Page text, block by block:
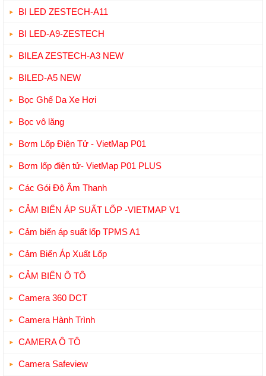
BI LED ZESTECH-A11
BI LED-A9-ZESTECH
BILEA ZESTECH-A3 NEW
BILED-A5 NEW
Bọc Ghế Da Xe Hơi
Bọc vô lăng
Bơm Lốp Điện Tử - VietMap P01
Bơm lốp điện tử- VietMap P01 PLUS
Các Gói Độ Âm Thanh
CẢM BIẾN ÁP SUẤT LỐP -VIETMAP V1
Cảm biến áp suất lốp TPMS A1
Cảm Biến Áp Xuất Lốp
CẢM BIẾN Ô TÔ
Camera 360 DCT
Camera Hành Trình
CAMERA Ô TÔ
Camera Safeview